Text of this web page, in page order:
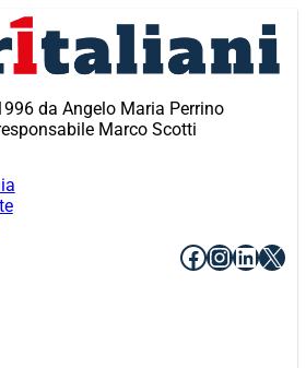
da Angelo Maria Perrino
Marco Scotti
Facebook
X